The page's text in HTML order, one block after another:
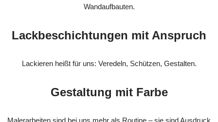
Wandaufbauten.
Lackbeschichtungen mit Anspruch
Lackieren heißt für uns: Veredeln, Schützen, Gestalten.
Gestaltung mit Farbe